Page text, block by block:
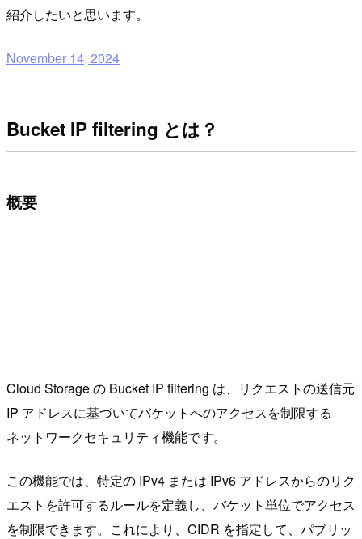
紹介したいと思います。
November 14, 2024
Bucket IP filtering とは？
概要
Cloud Storage の Bucket IP filtering は、リクエストの送信元
IP アドレスに基づいてバケットへのアクセスを制限する
ネットワークセキュリティ機能です。
この機能では、特定の IPv4 または IPv6 アドレスからのリク
エストを許可するルールを定義し、バケット単位でアクセス
を制限できます。これにより、CIDR を指定して、パブリッ